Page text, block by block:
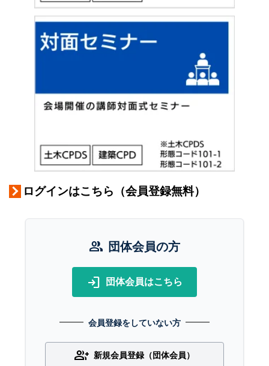
ログインはこちら（会員登録無料）
group 団体会員の方
login 団体会員はこちら
会員登録をしていない方
group_add 新規会員登録（団体会員）